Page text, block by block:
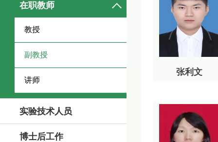
在职教师
教授
副教授
讲师
实验技术人员
博士后工作
张利文